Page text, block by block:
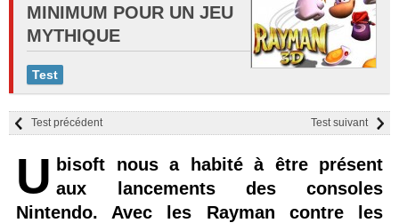
MINIMUM POUR UN JEU
MYTHIQUE
Test
Test suivant
Test précédent
U bisoft nous a habité à être présent
aux lancements des consoles
Nintendo. Avec les Rayman contre les